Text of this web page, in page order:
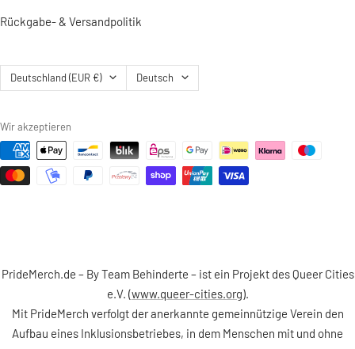
Rückgabe- & Versandpolitik
Land/Region
Deutschland (EUR €) Sprache
Deutsch
Wir akzeptieren
PrideMerch.de – By Team Behinderte – ist ein Projekt des Queer Cities
e.V. (www.queer-cities.org).
Mit PrideMerch verfolgt der anerkannte gemeinnützige Verein den
Aufbau eines Inklusionsbetriebes, in dem Menschen mit und ohne